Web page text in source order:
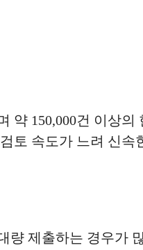
약 150,000건 이상의
토 속도가 느려 신속
제출하는 경우가